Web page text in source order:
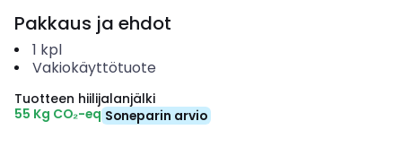
Pakkaus ja ehdot
1 kpl
Vakiokäyttötuote
Tuotteen hiilijalanjälki
55 Kg CO₂-eq Soneparin arvio